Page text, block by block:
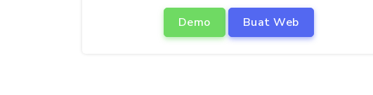
Demo Buat Web